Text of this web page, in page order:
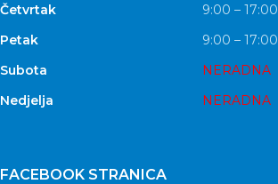
Četvrtak
9:00 – 17:00
Petak
9:00 – 17:00
Subota
NERADNA
Nedjelja
NERADNA
FACEBOOK STRANICA